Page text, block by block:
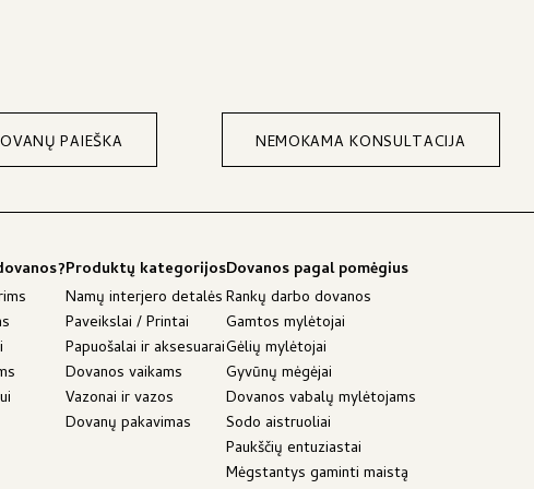
€.
PAIEŠKA NEMOKAMA KONSULTACIJA
Produktų kategorijos
Namų interjero detalės
Paveikslai / Printai
Papuošalai ir aksesuarai
Dovanos vaikams
Vazonai ir vazos
Dovanų pakavimas
Dovanos pagal pomėgius
Rankų darbo dovanos
Gamtos mylėtojai
Gėlių mylėtojai
Gyvūnų mėgėjai
Dovanos vabalų mylėtojams
Sodo aistruoliai
Paukščių entuziastai
Mėgstantys gaminti maistą